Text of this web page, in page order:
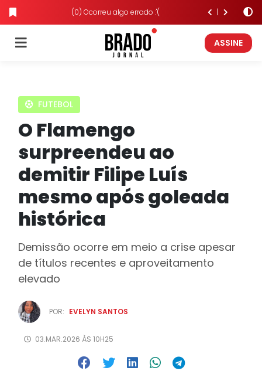
(0) Ocorreu algo errado :'(
ASSINE
FUTEBOL
O Flamengo
surpreendeu ao
demitir Filipe Luís
mesmo após goleada
histórica
Demissão ocorre em meio a crise apesar
de títulos recentes e aproveitamento
elevado
POR: EVELYN SANTOS
03.MAR.2026 ÀS 10H25